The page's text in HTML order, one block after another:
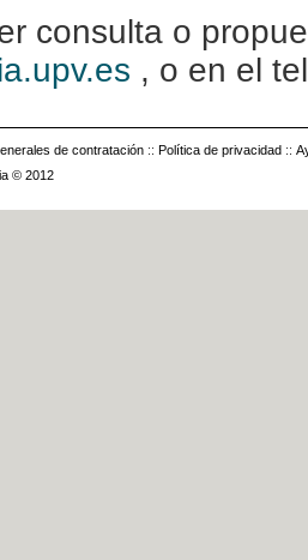
consulta o
, o en el
de contratación :: Política de privacidad ::
© 2012